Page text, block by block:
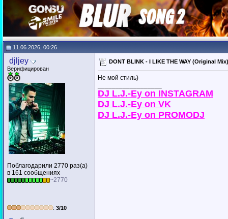
11.06.2026, 00:26
djljey
Верифицирован
Поблагодарили 2770 раз(а)
в 161 сообщениях
~2770
: 3/10
DONT BLINK - I LIKE THE WAY (Original
Не мой стиль)
DJ L.J.-Ey on INSTAGRAM
DJ L.J.-Ey on VK
DJ L.J.-Ey on PROMODJ